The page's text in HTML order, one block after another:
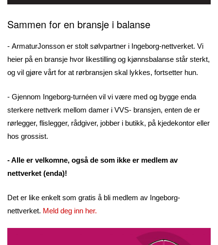
Sammen for en bransje i balanse
- ArmaturJonsson er stolt sølvpartner i Ingeborg-nettverket. Vi
heier på en bransje hvor likestilling og kjønnsbalanse står sterkt,
og vil gjøre vårt for at rørbransjen skal lykkes, fortsetter hun.
- Gjennom Ingeborg-turnéen vil vi være med og bygge enda
sterkere nettverk mellom damer i VVS- bransjen, enten de er
rørlegger, flislegger, rådgiver, jobber i butikk, på kjedekontor eller
hos grossist.
- Alle er velkomne, også de som ikke er medlem av
nettverket (enda)!
Det er like enkelt som gratis å bli medlem av Ingeborg-
nettverket. Meld deg inn her.